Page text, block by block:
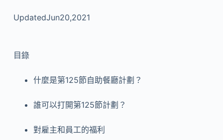
UpdatedJun20,2021
目錄
什麼是第125節自助餐廳計劃？
誰可以打開第125節計劃？
對雇主和員工的福利